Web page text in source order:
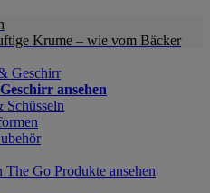
Krume – wie vom Bäcker
Geschirr
ansehen
Schüsseln
The Go Produkte ansehen